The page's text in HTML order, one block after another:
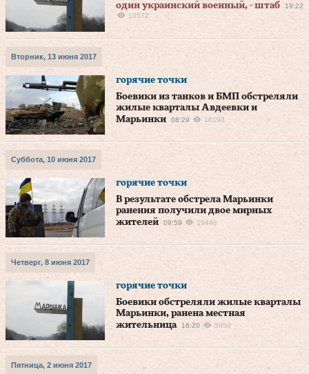
один украинский военный, - штаб
19:22
10572
Вторник, 13 июня 2017
горячие точки
Боевики из танков и БМП обстреляли
жилые кварталы Авдеевки и
Марьинки
08:29 18193
Суббота, 10 июня 2017
горячие точки
В результате обстрела Марьинки
ранения получили двое мирных
жителей
09:59 19448
Четверг, 8 июня 2017
горячие точки
Боевики обстреляли жилые кварталы
Марьинки, ранена местная
жительница
16:20 5650
Пятница, 2 июня 2017